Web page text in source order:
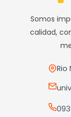
se
la
Somos
calidad,
Rio